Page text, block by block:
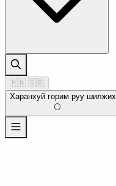
🇲🇳 🇬🇧
Харанхуй горим руу шилжих
🌕